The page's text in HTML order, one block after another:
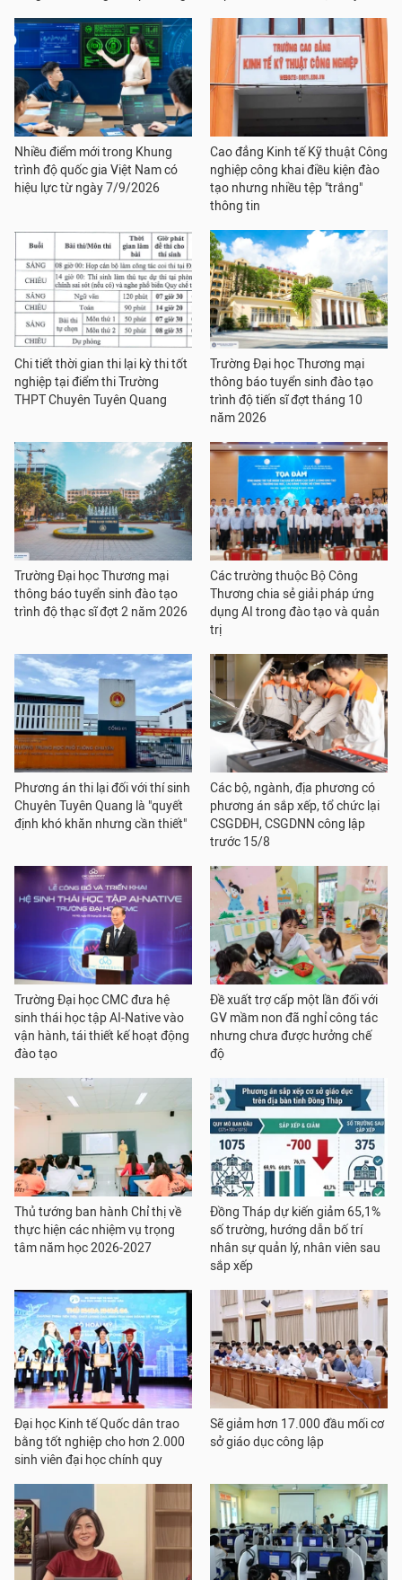
Nhiều điểm mới trong Khung
trình độ quốc gia Việt Nam có
hiệu lực từ ngày 7/9/2026
Cao đẳng Kinh tế Kỹ thuật Công
nghiệp công khai điều kiện đào
tạo nhưng nhiều tệp "trắng"
thông tin
Chi tiết thời gian thi lại kỳ thi tốt
nghiệp tại điểm thi Trường
THPT Chuyên Tuyên Quang
Trường Đại học Thương mại
thông báo tuyển sinh đào tạo
trình độ tiến sĩ đợt tháng 10
năm 2026
Trường Đại học Thương mại
thông báo tuyển sinh đào tạo
trình độ thạc sĩ đợt 2 năm 2026
Các trường thuộc Bộ Công
Thương chia sẻ giải pháp ứng
dụng AI trong đào tạo và quản
trị
Phương án thi lại đối với thí sinh
Chuyên Tuyên Quang là "quyết
định khó khăn nhưng cần thiết"
Các bộ, ngành, địa phương có
phương án sắp xếp, tổ chức lại
CSGDĐH, CSGDNN công lập
trước 15/8
Trường Đại học CMC đưa hệ
sinh thái học tập AI-Native vào
vận hành, tái thiết kế hoạt động
đào tạo
Đề xuất trợ cấp một lần đối với
GV mầm non đã nghỉ công tác
nhưng chưa được hưởng chế
độ
Thủ tướng ban hành Chỉ thị về
thực hiện các nhiệm vụ trọng
tâm năm học 2026-2027
Đồng Tháp dự kiến giảm 65,1%
số trường, hướng dẫn bố trí
nhân sự quản lý, nhân viên sau
sắp xếp
Đại học Kinh tế Quốc dân trao
bằng tốt nghiệp cho hơn 2.000
sinh viên đại học chính quy
Sẽ giảm hơn 17.000 đầu mối cơ
sở giáo dục công lập